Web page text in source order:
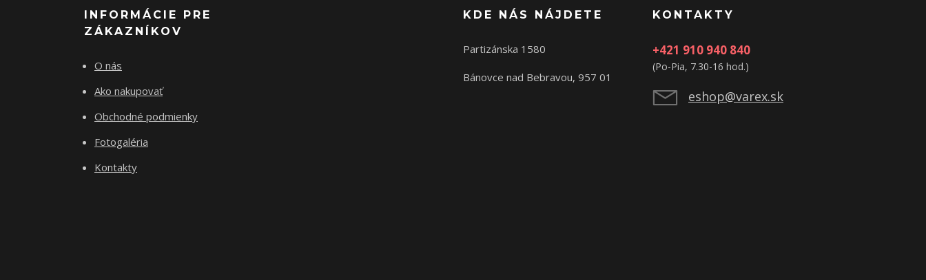
INFORMÁCIE PRE
ZÁKAZNÍKOV
O nás
Ako nakupovať
Obchodné podmienky
Fotogaléria
Kontakty
KDE NÁS NÁJDETE
Partizánska 1580
Bánovce nad Bebravou, 957 01
KONTAKTY
+421 910 940 840
(Po-Pia, 7.30-16 hod.)
eshop@varex.sk